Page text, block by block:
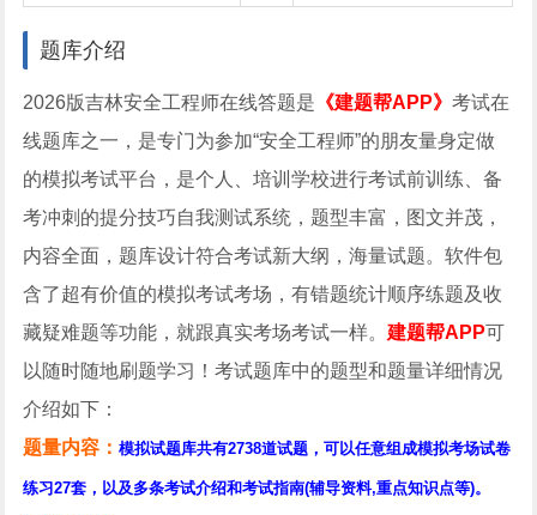
题库介绍
2026版吉林安全工程师在线答题是 《建题帮APP》考试在
线题库之一，是专门为参加“安全工程师”的朋友量身定做
的模拟考试平台，是个人、培训学校进行考试前训练、备
考冲刺的提分技巧自我测试系统，题型丰富，图文并茂，
内容全面，题库设计符合考试新大纲，海量试题。软件包
含了超有价值的模拟考试考场，有错题统计顺序练题及收
藏疑难题等功能，就跟真实考场考试一样。建题帮APP可
以随时随地刷题学习！考试题库中的题型和题量详细情况
介绍如下：
题量内容：模拟试题库共有2738道试题，可以任意组成模拟考场试卷
练习27套，以及多条考试介绍和考试指南(辅导资料,重点知识点等)。